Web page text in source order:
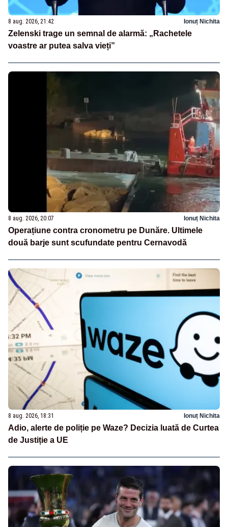
8 aug. 2026, 21:42 Ionuț Nichita
Zelenski trage un semnal de alarmă: „Rachetele
voastre ar putea salva vieți”
8 aug. 2026, 20:07 Ionuț Nichita
Operațiune contra cronometru pe Dunăre. Ultimele
două barje sunt scufundate pentru Cernavodă
8 aug. 2026, 18:31 Ionuț Nichita
Adio, alerte de poliție pe Waze? Decizia luată de Curtea
de Justiție a UE